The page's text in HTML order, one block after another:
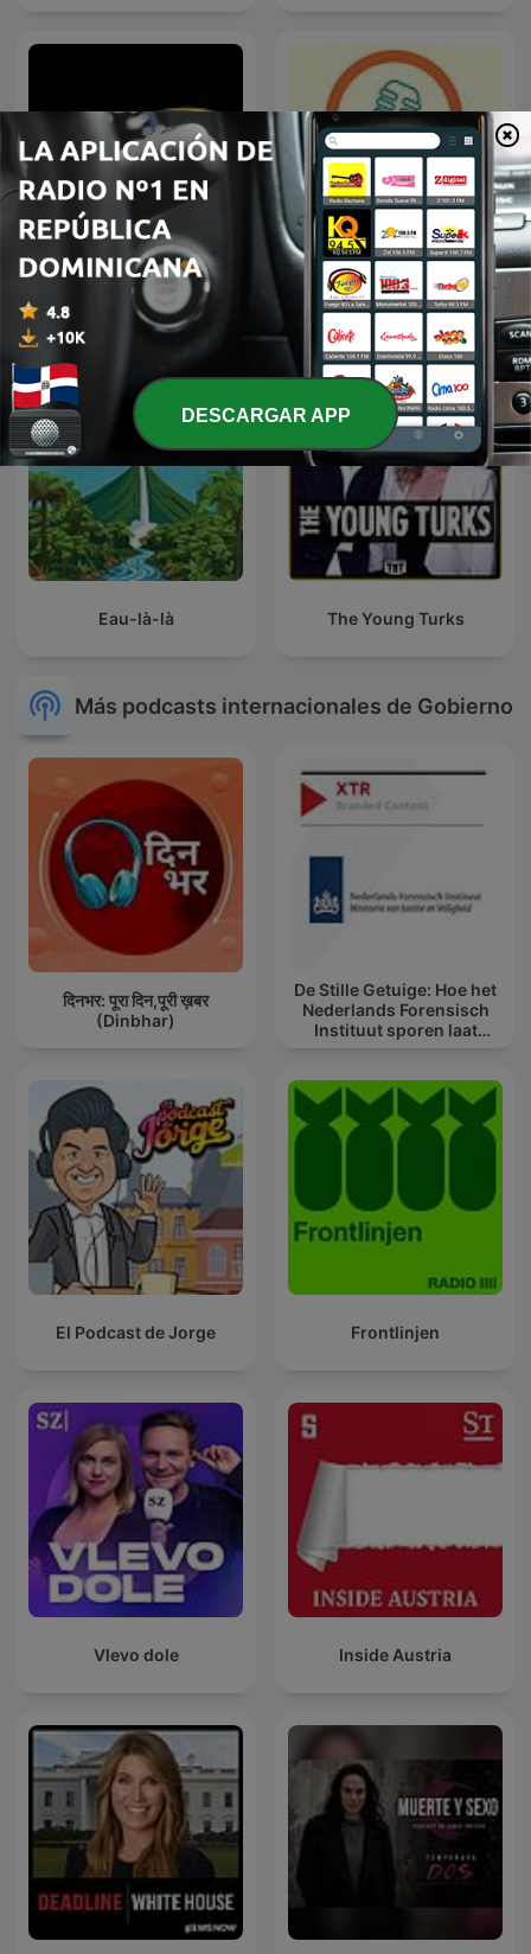
Podcast KPPN Kupang Atmósfera romántica
Eau-là-là The Young Turks
Más podcasts internacionales de Gobierno
दिनभर: पूरा दिन,पूरी ख़बर
(Dinbhar)
De Stille Getuige: Hoe het
Nederlands Forensisch
Instituut sporen laat
El Podcast de Jorge Frontlinjen
Vlevo dole Inside Austria
DESCARGAR APP